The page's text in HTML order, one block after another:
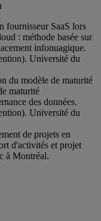
fournisseur SaaS lors
: méthode basée sur
infonuagique.
Université du
du modèle de maturité
maturité
des données.
Université du
de projets en
d'activités et projet
à Montréal.